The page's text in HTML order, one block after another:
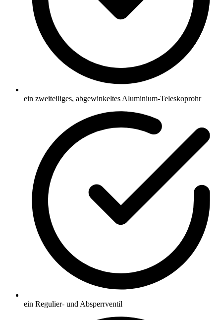
ein zweiteiliges, abgewinkeltes Aluminium-Teleskoprohr
ein Regulier- und Absperrventil